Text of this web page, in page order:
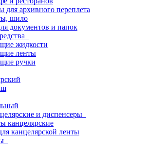
для архивного переплета
шило
документов и папок
жидкости
ленты
ручки
и диспенсеры
канцелярские
канцелярской ленты